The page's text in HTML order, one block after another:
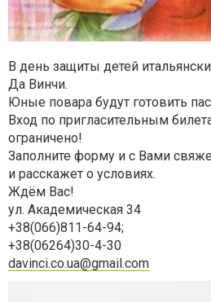
В день защиты детей
Да Винчи.
Юные повара будут готовить
Вход по пригласительным
ограничено!
Заполните форму и с Вами
и расскажет о условиях.
Ждём Вас!
ул. Академическая 34
+38(066)811-64-94;
+38(06264)30-4-30
davinci.co.ua@gmail.com